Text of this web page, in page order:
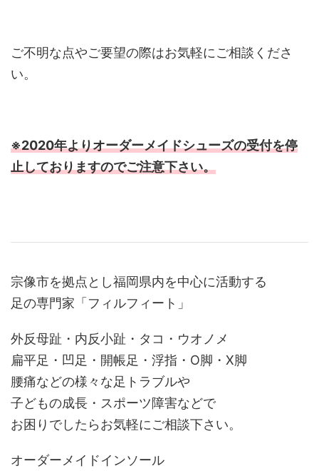
ご不明な点やご要望の際はお気軽にご相談くださ
い。
※2020年よりオーダーメイドシューズの受付を停
止しておりますのでご注意下さい。
宗像市を拠点とし福岡県内を中心に活動する
足の専門家「フィルフィート」
外反母趾・内反小趾・タコ・ウオノメ
扁平足・凹足・開帳足・浮指・O脚・X脚
腰痛などの様々な足トラブルや
子どもの成長・スポーツ障害などで
お困りでしたらお気軽にご相談下さい。
オーダーメイドインソール